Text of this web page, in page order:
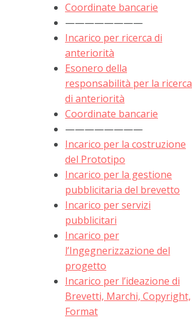
Coordinate bancarie
————————
Incarico per ricerca di
anteriorità
Esonero della
responsabilità per la ricerca
di anteriorità
Coordinate bancarie
————————
Incarico per la costruzione
del Prototipo
Incarico per la gestione
pubblicitaria del brevetto
Incarico per servizi
pubblicitari
Incarico per
l’Ingegnerizzazione del
progetto
Incarico per l’ideazione di
Brevetti, Marchi, Copyright,
Format